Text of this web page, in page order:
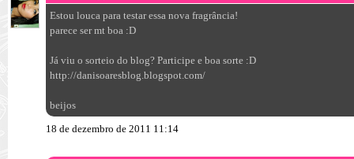
Estou louca para testar essa nova fragrância!
parece ser mt boa :D
Já viu o sorteio do blog? Participe e boa sorte :D
http://danisoaresblog.blogspot.com/
beijos
18 de dezembro de 2011 11:14